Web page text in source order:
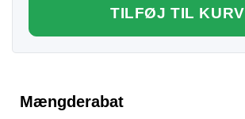
TILFØJ TIL KURV
Mængderabat